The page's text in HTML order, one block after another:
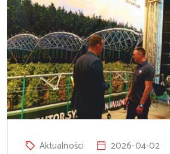
Aktualności 2026-04-02